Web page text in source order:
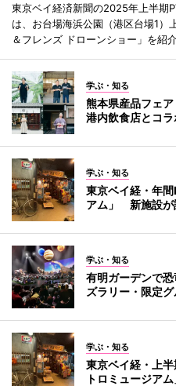
東京ベイ経済新聞の2025年上半期
は、お台場海浜公園（港区台場1）
＆フレンズ ドローンショー」を紹
学ぶ・知る
熊本県産品フェ
港内飲食店とコラ
学ぶ・知る
東京ベイ経・年
アム」 新施設が
学ぶ・知る
有明ガーデンで
ズラリー・限定
学ぶ・知る
東京ベイ経・上
トロミュージアム